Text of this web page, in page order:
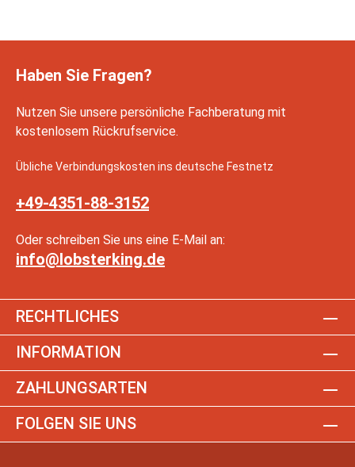
Haben Sie Fragen?
Nutzen Sie unsere persönliche Fachberatung mit
kostenlosem Rückrufservice.
Übliche Verbindungskosten ins deutsche Festnetz
+49-4351-88-3152
Oder schreiben Sie uns eine E-Mail an:
info@lobsterking.de
RECHTLICHES
INFORMATION
ZAHLUNGSARTEN
FOLGEN SIE UNS